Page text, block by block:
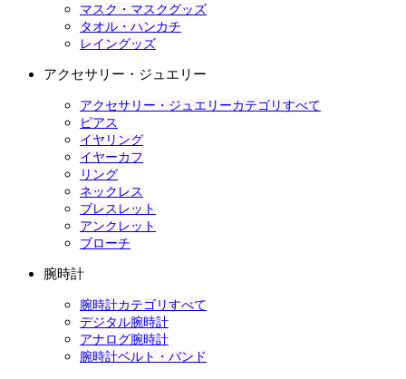
マスク・マスクグッズ
タオル・ハンカチ
レイングッズ
アクセサリー・ジュエリー
アクセサリー・ジュエリーカテゴリすべて
ピアス
イヤリング
イヤーカフ
リング
ネックレス
ブレスレット
アンクレット
ブローチ
腕時計
腕時計カテゴリすべて
デジタル腕時計
アナログ腕時計
腕時計ベルト・バンド